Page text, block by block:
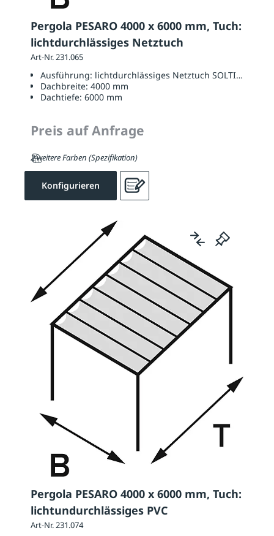
Pergola PESARO 4000 x 6000 mm, Tuch:
lichtdurchlässiges Netztuch
Art-Nr. 231.065
Ausführung: lichtdurchlässiges Netztuch SOLTIS W96
Dachbreite: 4000 mm
Dachtiefe: 6000 mm
Preis auf Anfrage
2 weitere Farben (Spezifikation)
Konfigurieren
Pergola PESARO 4000 x 6000 mm, Tuch:
lichtundurchlässiges PVC
Art-Nr. 231.074